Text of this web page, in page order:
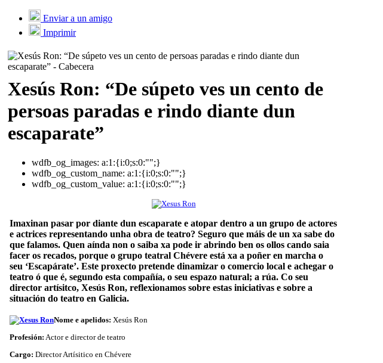
Enviar a un amigo
Imprimir
Xesús Ron: “De súpeto ves un cento de
persoas paradas e rindo diante dun
escaparate”
wdfb_og_images: a:1:{i:0;s:0:"";}
wdfb_og_custom_name: a:1:{i:0;s:0:"";}
wdfb_og_custom_value: a:1:{i:0;s:0:"";}
Imaxinan pasar por diante dun escaparate e atopar dentro a un grupo de actores
e actrices representando unha obra de teatro? Seguro que máis de un xa sabe do
que falamos. Quen aínda non o saiba xa pode ir abrindo ben os ollos cando saia
facer os recados, porque o grupo teatral Chévere está xa a poñer en marcha o
seu ‘Escapárate’. Este proxecto pretende dinamizar o comercio local e achegar o
teatro ó que é, segundo esta compañía, o seu espazo natural; a rúa. Co seu
director artísitco, Xesús Ron, reflexionamos sobre estas iniciativas e sobre a
situación do teatro en Galicia.
Nome e apelidos: Xesús Ron
Profesión: Actor e director de teatro
Cargo: Director Artísitico en Chévere